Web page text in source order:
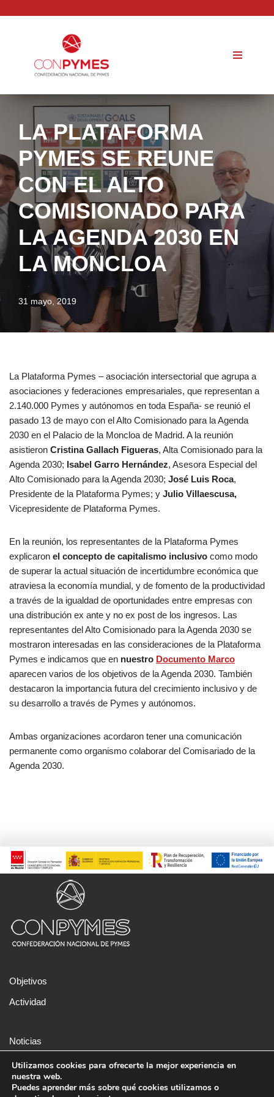
contenido
LA PLATAFORMA
PYMES SE REUNE
CON EL ALTO
COMISIONADO PARA
LA AGENDA 2030 EN
LA MONCLOA
31 mayo, 2019
La Plataforma Pymes – asociación intersectorial que agrupa a
asociaciones y federaciones empresariales, que representan a
2.140.000 Pymes y autónomos en toda España- se reunió el
pasado 13 de mayo con el Alto Comisionado para la Agenda
2030 en el Palacio de la Moncloa de Madrid. A la reunión
asistieron Cristina Gallach Figueras, Alta Comisionado para la
Agenda 2030; Isabel Garro Hernández, Asesora Especial del
Alto Comisionado para la Agenda 2030; José Luis Roca,
Presidente de la Plataforma Pymes; y Julio Villaescusa,
Vicepresidente de Plataforma Pymes.
En la reunión, los representantes de la Plataforma Pymes
explicaron el concepto de capitalismo inclusivo como modo
de superar la actual situación de incertidumbre económica que
atraviesa la economía mundial, y de fomento de la productividad
a través de la igualdad de oportunidades entre empresas con
una distribución ex ante y no ex post de los ingresos. Las
representantes del Alto Comisionado para la Agenda 2030 se
mostraron interesadas en las consideraciones de la Plataforma
Pymes e indicamos que en nuestro Documento Marco
aparecen varios de los objetivos de la Agenda 2030. También
destacaron la importancia futura del crecimiento inclusivo y de
su desarrollo a través de Pymes y autónomos.
Ambas organizaciones acordaron tener una comunicación
permanente como organismo colaborar del Comisariado de la
Agenda 2030.
Objetivos
Actividad
Noticias
Aviso legal
Política de cookies
Utilizamos cookies para ofrecerte la mejor experiencia en
nuestra web.
Puedes aprender más sobre qué cookies utilizamos o